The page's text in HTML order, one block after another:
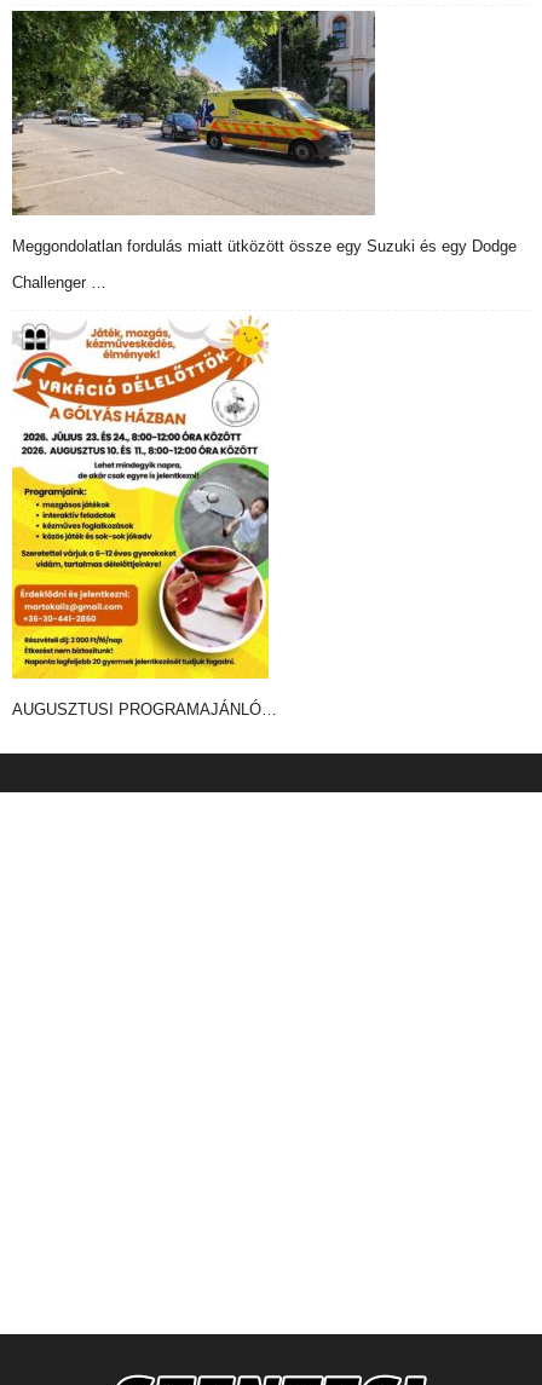
Meggondolatlan fordulás miatt ütközött össze egy Suzuki és egy Dodge
Challenger …
AUGUSZTUSI PROGRAMAJÁNLÓ…